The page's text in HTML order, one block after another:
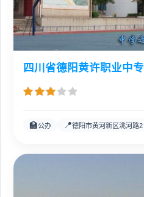
四川省德阳黄许职业中专
🏫公办 📍德阳市黄河新区洮河路2